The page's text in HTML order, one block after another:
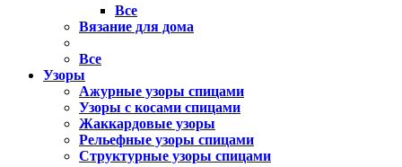
Все
Вязание для дома
Все
Узоры
Ажурные узоры спицами
Узоры с косами спицами
Жаккардовые узоры
Рельефные узоры спицами
Структурные узоры спицами